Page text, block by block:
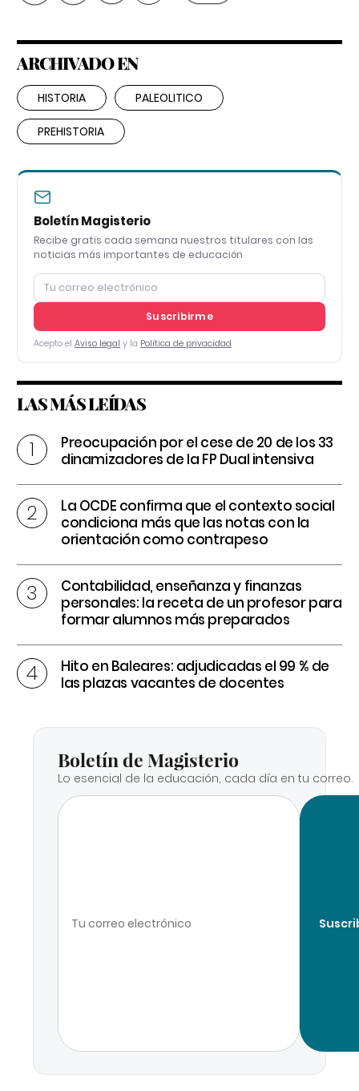
ARCHIVADO EN
HISTORIA PALEOLITICO
PREHISTORIA
Boletín Magisterio
Recibe gratis cada semana nuestros titulares con las
noticias más importantes de educación
Suscribirme
Acepto el Aviso legal y la Política de privacidad
LAS MÁS LEÍDAS
Preocupación por el cese de 20 de los 33
dinamizadores de la FP Dual intensiva
La OCDE confirma que el contexto social
condiciona más que las notas con la
orientación como contrapeso
Contabilidad, enseñanza y finanzas
personales: la receta de un profesor para
formar alumnos más preparados
Hito en Baleares: adjudicadas el 99 % de
las plazas vacantes de docentes
Boletín de Magisterio
Lo esencial de la educación, cada día en tu correo.